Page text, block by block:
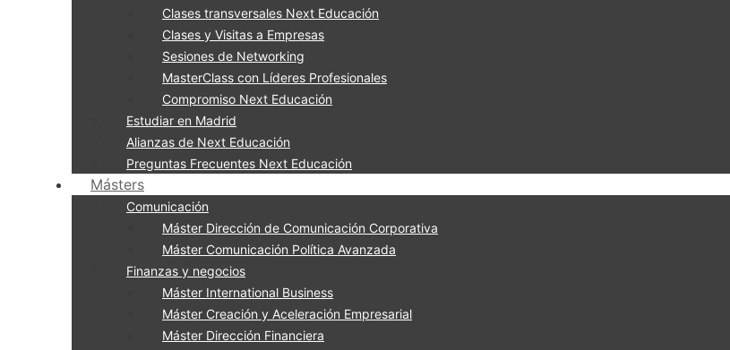
Clases transversales Next Educación
Clases y Visitas a Empresas
Sesiones de Networking
MasterClass con Líderes Profesionales
Compromiso Next Educación
Estudiar en Madrid
Alianzas de Next Educación
Preguntas Frecuentes Next Educación
Másters
Comunicación
Máster Dirección de Comunicación Corporativa
Máster Comunicación Política Avanzada
Finanzas y negocios
Máster International Business
Máster Creación y Aceleración Empresarial
Máster Dirección Financiera